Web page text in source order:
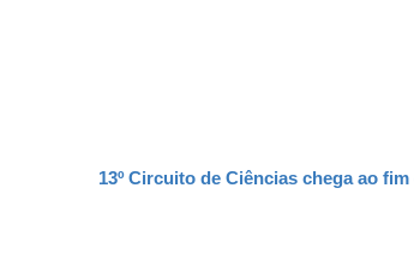
13º Circuito de Ciências chega ao